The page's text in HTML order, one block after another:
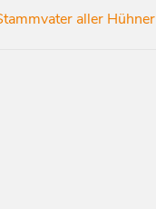
aller Hühner